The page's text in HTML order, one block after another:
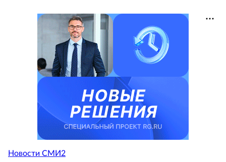
Новости СМИ2